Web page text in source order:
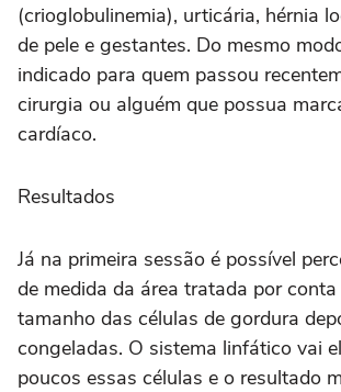
(crioglobulinemia), urticária, hérnia
de pele e gestantes. Do mesmo
indicado para quem passou
cirurgia ou alguém que possua
cardíaco.
Resultados
Já na primeira sessão é possível
de medida da área tratada por
tamanho das células de gordura
congeladas. O sistema linfático vai
poucos essas células e o resultado